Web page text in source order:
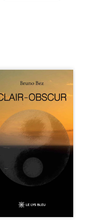
Composé en
obscur aborde la
relations
humaines, la
nature et les
territoires à partir
d’expériences
personnelles.
Entre clarté et
obscurité, les
poèmes traduisent
les observations
façonnés au fil